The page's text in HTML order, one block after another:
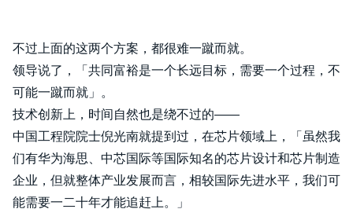
不过上面的这两个方案，都很难一蹴而就。
领导说了，「共同富裕是一个长远目标，需要一个过程，不
可能一蹴而就」。
技术创新上，时间自然也是绕不过的——
中国工程院院士倪光南就提到过，在芯片领域上，「虽然我
们有华为海思、中芯国际等国际知名的芯片设计和芯片制造
企业，但就整体产业发展而言，相较国际先进水平，我们可
能需要一二十年才能追赶上。」